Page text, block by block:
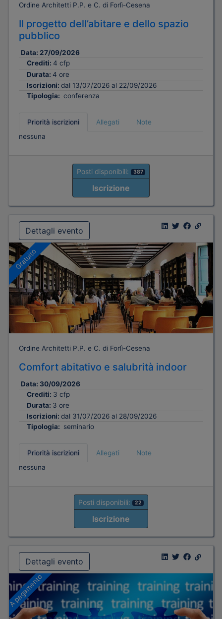
Ordine Architetti P.P. e C. di Forlì-Cesena
Il progetto dell’abitare e dello spazio
pubblico
Data: 27/09/2026
Crediti: 4 cfp
Durata: 4 ore
Iscrizioni: dal 13/07/2026 al 22/09/2026
Tipologia: conferenza
Priorità iscrizioni Allegati
Note
nessuna
Posti disponibili: 387
Iscrizione
Dettagli evento
Gratuito
Ordine Architetti P.P. e C. di Forlì-Cesena
Comfort abitativo e salubrità indoor
Data: 30/09/2026
Crediti: 3 cfp
Durata: 3 ore
Iscrizioni: dal 31/07/2026 al 28/09/2026
Tipologia: seminario
Priorità iscrizioni Allegati
Note
nessuna
Posti disponibili: 22
Iscrizione
Dettagli evento
A pagamento